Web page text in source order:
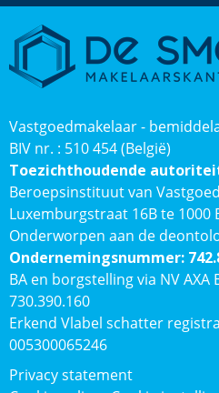
Vastgoedmakelaar -
BIV nr. : 510 454 (België)
Toezichthoudende
Beroepsinstituut van
Luxemburgstraat 16B te 1000
Onderworpen aan de
Ondernemingsnummer:
BA en borgstelling via NV
730.390.160
Erkend Vlabel schatter
005300065246
Privacy statement